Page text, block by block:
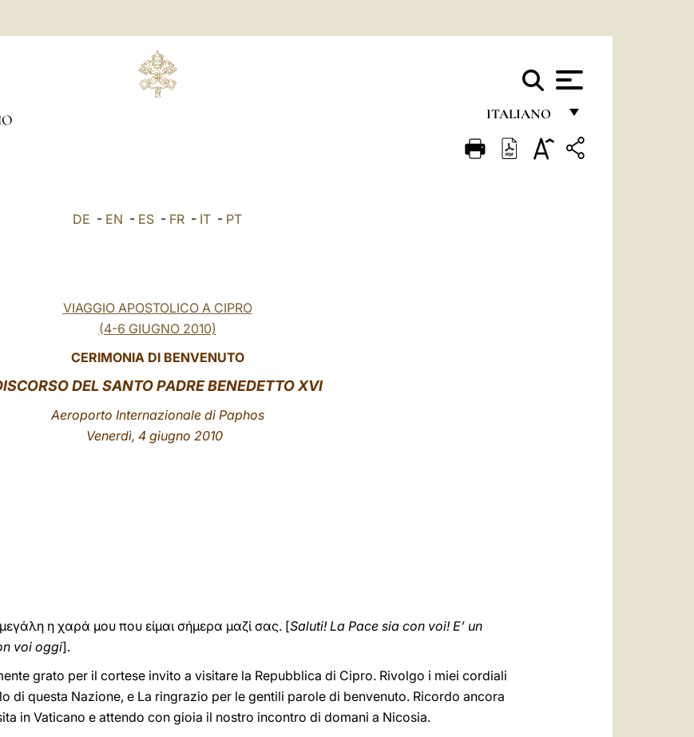
ITALIANO
FRANÇAIS
DE - EN - ES - FR - IT - PT
VIAGGIO APOSTOLICO A CIPRO
(4-6 GIUGNO 2010)
CERIMONIA DI BENVENUTO
DEL SANTO PADRE BENEDETTO XVI
Aeroporto Internazionale di Paphos
Venerdì, 4 giugno 2010
η χαρά μου που είμαι σήμερα μαζί σας. [Saluti! La Pace sia con voi! E’ un
voi oggi].
grato per il cortese invito a visitare la Repubblica di Cipro. Rivolgo i miei cordiali
di questa Nazione, e La ringrazio per le gentili parole di benvenuto. Ricordo ancora
in Vaticano e attendo con gioia il nostro incontro di domani a Nicosia.